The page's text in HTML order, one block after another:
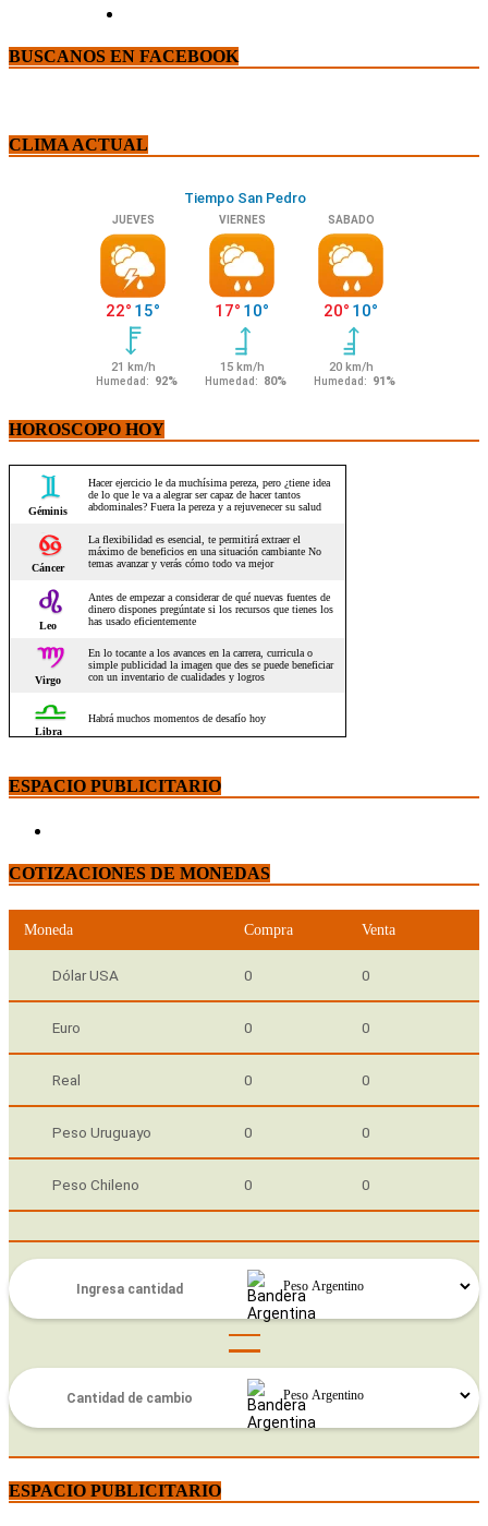
BUSCANOS EN FACEBOOK
CLIMA ACTUAL
HOROSCOPO HOY
ESPACIO PUBLICITARIO
COTIZACIONES DE MONEDAS
Moneda Compra Venta
Dólar USA 0 0
Euro 0 0
Real 0 0
Peso Uruguayo 0 0
Peso Chileno 0 0
ESPACIO PUBLICITARIO